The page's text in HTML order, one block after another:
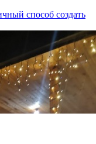
способ создать